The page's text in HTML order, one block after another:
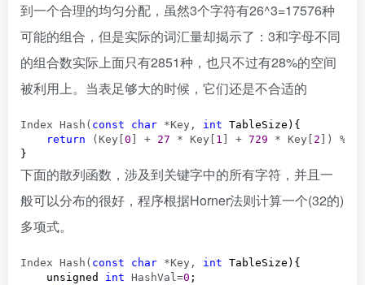
到一个合理的均匀分配，虽然3个字符有26^3=17576种
可能的组合，但是实际的词汇量却揭示了：3和字母不同
的组合数实际上面只有2851种，也只不过有28%的空间
被利用上。当表足够大的时候，它们还是不合适的
Index Hash( const char *Key, int TableSize){
return (Key[ 0 ] + 27 * Key[ 1 ] + 729 * Key[ 2 ]) %
}
下面的散列函数，涉及到关键字中的所有字符，并且一
般可以分布的很好，程序根据Horner法则计算一个(32的)
多项式。
Index Hash( const char *Key, int TableSize){
    unsigned
int HashVal=0 ;